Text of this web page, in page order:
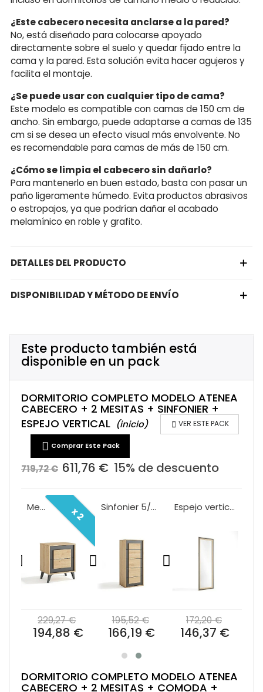
¿Este cabecero necesita anclarse a la pared?
No, está diseñado para colocarse apoyado
directamente sobre el suelo y quedar fijado entre la
cama y la pared. Esta solución evita hacer agujeros y
facilita el montaje.
¿Se puede usar con cualquier tipo de cama?
Este modelo es compatible con camas de 150 cm de
ancho. Sin embargo, puede adaptarse a camas de 135
cm si se desea un efecto visual más envolvente. No
es recomendable para camas de más de 150 cm.
¿Cómo se limpia el cabecero sin dañarlo?
Para mantenerlo en buen estado, basta con pasar un
paño ligeramente húmedo. Evita productos abrasivos
o estropajos, ya que podrían dañar el acabado
melamínico en roble y grafito.
DETALLES DEL PRODUCTO
DISPONIBILIDAD Y MÉTODO DE ENVÍO
Este producto también está
disponible en un pack
DORMITORIO COMPLETO MODELO ATENEA
CABECERO + 2 MESITAS + SINFONIER +
ESPEJO VERTICAL (inicio)  VER ESTE PACK
 Comprar Este Pack
719,72 € 611,76 € 15% de descuento
x 2
Mesita 2/C Atenea roble negro
229,27 €
194,88 €
Sinfonier 5/C Atenea roble negro
195,52 €
166,19 €
Espejo vertical Atenea roble negro
172,20 €
146,37 €
DORMITORIO COMPLETO MODELO ATENEA
CABECERO + 2 MESITAS + COMODA +